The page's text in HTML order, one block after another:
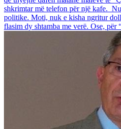
shkrimtar më telefon për një kafe.
politike. Moti, nuk e kisha ngritur
flasim dy shtamba me verë. Ose, për